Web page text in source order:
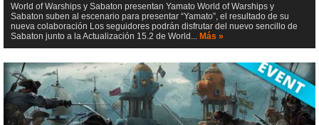
World of Warships y Sabaton presentan Yamato World of Warships y
Sabaton suben al escenario para presentar “Yamato”, el resultado de su
nueva colaboración Los seguidores podrán disfrutar del nuevo sencillo de
Sabaton junto a la Actualización 15.2 de World... Más »